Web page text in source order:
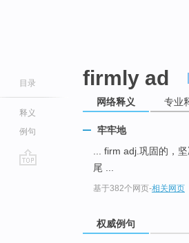
目录
释义
例句
firmly ad
网络释义 专业
牢牢地
... firm adj.巩固的，
尾 ...
基于382个网页-相关网页
权威例句